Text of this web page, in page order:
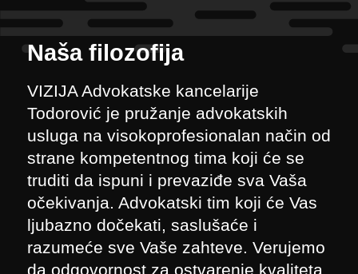
Naša filozofija
VIZIJA Advokatske kancelarije
Todorović je pružanje advokatskih
usluga na visokoprofesionalan način od
strane kompetentnog tima koji će se
truditi da ispuni i prevaziđe sva Vaša
očekivanja. Advokatski tim koji će Vas
ljubazno dočekati, saslušaće i
razumeće sve Vaše zahteve. Verujemo
da odgovornost za ostvarenje kvaliteta